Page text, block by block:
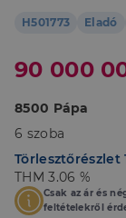
H501773 Eladó
90 000
8500 Pápa
6 szoba
Törlesztőrészlet
THM 3.06 %
Csak az ár és
feltételekről